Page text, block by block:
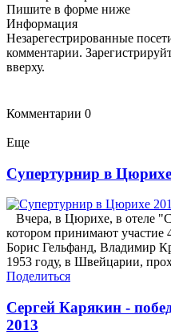
Пишите в форме ниже
Информация
Незарегестрированные
комментарии.
вверху.
Комментарии 0
Еще
Супертурнир в
Вчера, в Цюрихе, в отеле
котором принимают участие
Борис Гельфанд, Владимир
1953 году, в Швейцарии,
Поделиться
Сергей Карякин -
2013